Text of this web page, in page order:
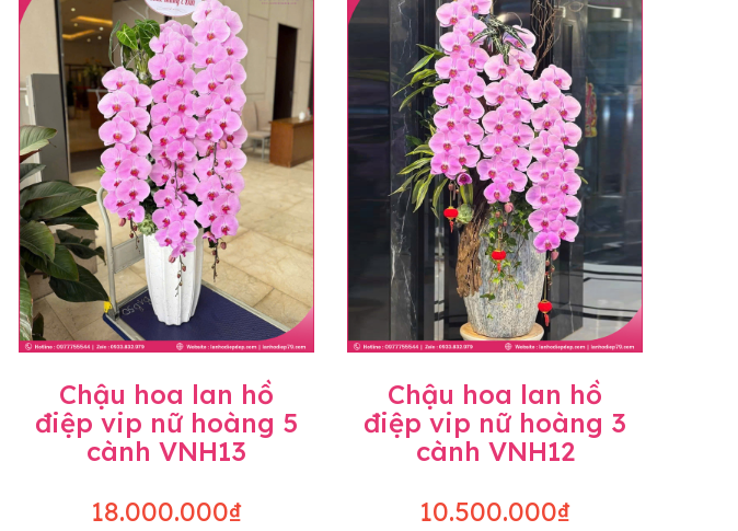
Chậu hoa lan hồ
điệp vip nữ hoàng 5
cành VNH13
18.000.000₫
Chậu hoa lan hồ
điệp vip nữ hoàng 3
cành VNH12
10.500.000₫